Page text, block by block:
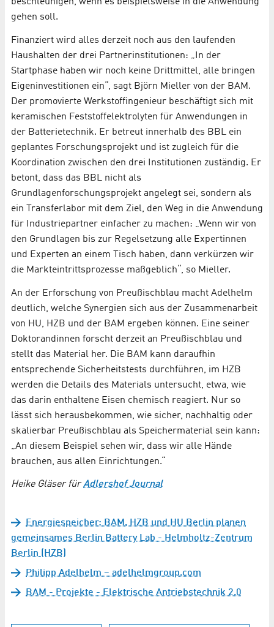
gehen soll.
Finanziert wird alles derzeit noch aus den laufenden
Haushalten der drei Partnerinstitutionen: „In der
Startphase haben wir noch keine Drittmittel, alle bringen
Eigeninvestitionen ein“, sagt Björn Mieller von der BAM.
Der promovierte Werkstoffingenieur beschäftigt sich mit
keramischen Feststoffelektrolyten für Anwendungen in
der Batterietechnik. Er betreut innerhalb des BBL ein
geplantes Forschungsprojekt und ist zugleich für die
Koordination zwischen den drei Institutionen zuständig. Er
betont, dass das BBL nicht als
Grundlagenforschungsprojekt angelegt sei, sondern als
ein Transferlabor mit dem Ziel, den Weg in die Anwendung
für Industriepartner einfacher zu machen: „Wenn wir von
den Grundlagen bis zur Regelsetzung alle Expertinnen
und Experten an einem Tisch haben, dann verkürzen wir
die Markteintrittsprozesse maßgeblich“, so Mieller.
An der Erforschung von Preußischblau macht Adelhelm
deutlich, welche Synergien sich aus der Zusammenarbeit
von HU, HZB und der BAM ergeben können. Eine seiner
Doktorandinnen forscht derzeit an Preußischblau und
stellt das Material her. Die BAM kann daraufhin
entsprechende Sicherheitstests durchführen, im HZB
werden die Details des Materials untersucht, etwa, wie
das darin enthaltene Eisen chemisch reagiert. Nur so
lässt sich herausbekommen, wie sicher, nachhaltig oder
skalierbar Preußischblau als Speichermaterial sein kann:
„An diesem Beispiel sehen wir, dass wir alle Hände
brauchen, aus allen Einrichtungen.“
Heike Gläser fürAdlershof Journal
Energiespeicher: BAM, HZB und HU Berlin planen
gemeinsames Berlin Battery Lab - Helmholtz-Zentrum
Berlin (HZB)
Philipp Adelhelm – adelhelmgroup.com
BAM - Projekte - Elektrische Antriebstechnik 2.0